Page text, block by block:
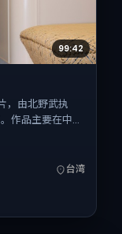
99:42
，由北野武执
作品主要在中国
台湾